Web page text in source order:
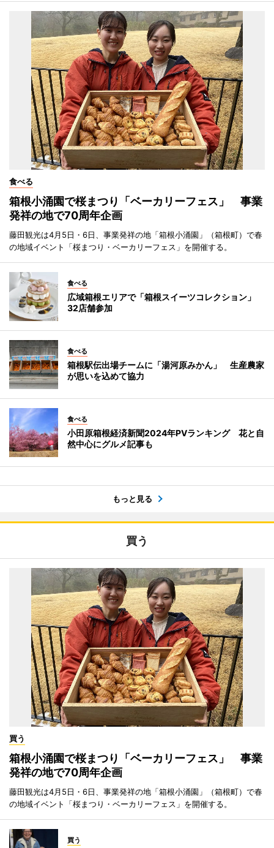
食べる
箱根小涌園で桜まつり「ベーカリーフェス」 事業
発祥の地で70周年企画
藤田観光は4月5日・6日、事業発祥の地「箱根小涌園」（箱根町）で春
の地域イベント「桜まつり・ベーカリーフェス」を開催する。
食べる
広域箱根エリアで「箱根スイーツコレクション」
32店舗参加
食べる
箱根駅伝出場チームに「湯河原みかん」 生産農家
が思いを込めて協力
食べる
小田原箱根経済新聞2024年PVランキング 花と自
然中心にグルメ記事も
もっと見る
買う
買う
箱根小涌園で桜まつり「ベーカリーフェス」 事業
発祥の地で70周年企画
藤田観光は4月5日・6日、事業発祥の地「箱根小涌園」（箱根町）で春
の地域イベント「桜まつり・ベーカリーフェス」を開催する。
買う